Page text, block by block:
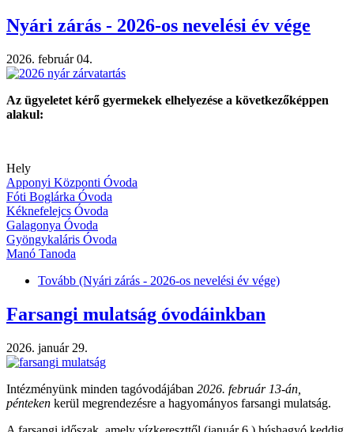
Nyári zárás - 2026-os nevelési év vége
2026. február 04.
Az ügyeletet kérő gyermekek elhelyezése a következőképpen
alakul:
Hely
Apponyi Központi Óvoda
Fóti Boglárka Óvoda
Kéknefelejcs Óvoda
Galagonya Óvoda
Gyöngykaláris Óvoda
Manó Tanoda
Tovább (Nyári zárás - 2026-os nevelési év vége)
Farsangi mulatság óvodáinkban
2026. január 29.
Intézményünk minden tagóvodájában 2026. február 13-án,
pénteken kerül megrendezésre a hagyományos farsangi mulatság.